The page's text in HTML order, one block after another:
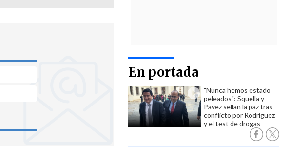
En portada
"Nunca hemos estado
peleados": Squella y
Pavez sellan la paz tras
conflicto por Rodríguez
y el test de drogas